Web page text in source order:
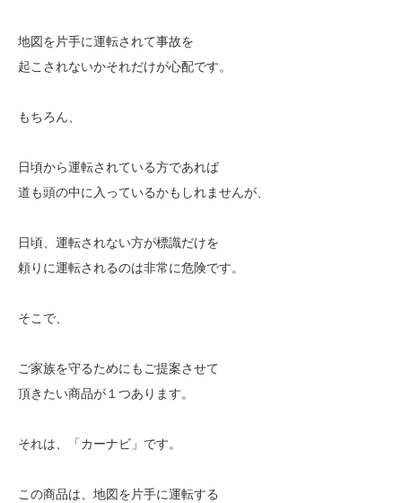
地図を片手に運転されて事故を
起こされないかそれだけが心配です。
もちろん、
日頃から運転されている方であれば
道も頭の中に入っているかもしれませんが、
日頃、運転されない方が標識だけを
頼りに運転されるのは非常に危険です。
そこで、
ご家族を守るためにもご提案させて
頂きたい商品が１つあります。
それは、「カーナビ」です。
この商品は、地図を片手に運転する